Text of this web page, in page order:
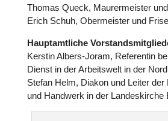
Thomas Queck, Mau­rer­meis­ter
Erich Schuh, Ober­meis­ter und
Haupt­amt­li­che
Kerstin Albers-Joram, Refe­ren­tin
Dienst in der Arbeits­welt in der
Stefan Helm, Diakon und Leiter
und Handwerk in der Lan­des­kir­che